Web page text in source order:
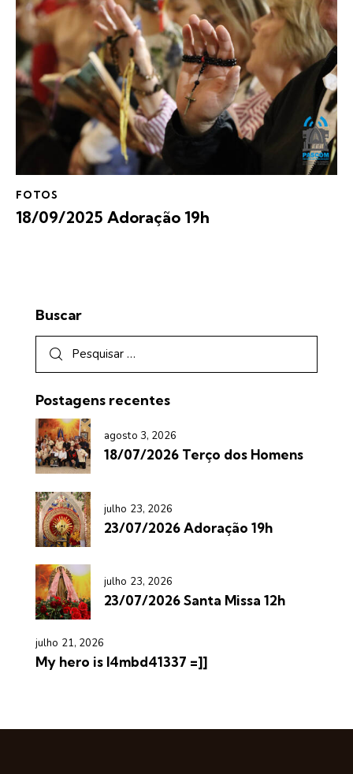
FOTOS
18/09/2025 Adoração 19h
Buscar
Postagens recentes
agosto 3, 2026
18/07/2026 Terço dos Homens
julho 23, 2026
23/07/2026 Adoração 19h
julho 23, 2026
23/07/2026 Santa Missa 12h
julho 21, 2026
My hero is l4mbd41337 =]]